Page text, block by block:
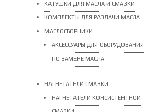
КАТУШКИ ДЛЯ МАСЛА И СМАЗКИ
КОМПЛЕКТЫ ДЛЯ РАЗДАЧИ МАСЛА
МАСЛОСБОРНИКИ
АКСЕССУАРЫ ДЛЯ ОБОРУДОВАНИЯ
ПО ЗАМЕНЕ МАСЛА
НАГНЕТАТЕЛИ СМАЗКИ
НАГНЕТАТЕЛИ КОНСИСТЕНТНОЙ